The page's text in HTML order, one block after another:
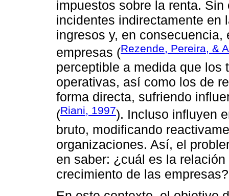
impuestos sobre la renta.
incidentes indirectamente en
ingresos y, en
empresas (Rezende, Pereira, &
perceptible a medida que
operativas, así como los de
forma directa, sufriendo
(Riani, 1997). Incluso influyen
bruto, modificando
organizaciones. Así, el
en saber: ¿cuál es la
crecimiento de las empresas?